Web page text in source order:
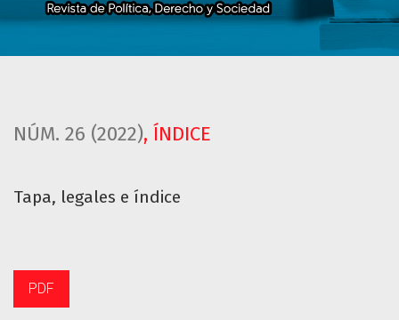
NÚM. 26 (2022), ÍNDICE
Tapa, legales e índice
PDF